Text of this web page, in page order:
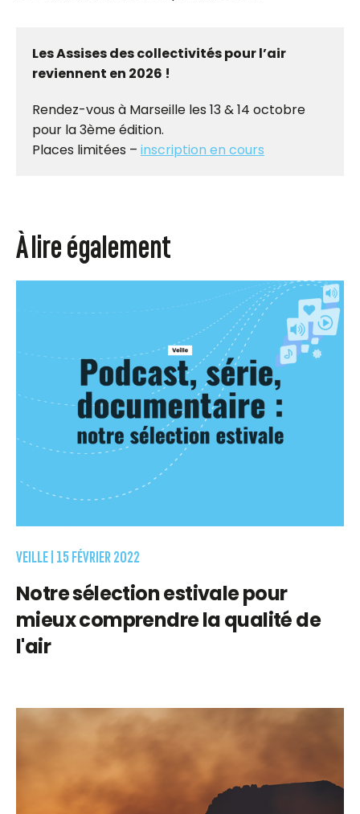
Les Assises des collectivités pour l’air
reviennent en 2026 !
Rendez-vous à Marseille les 13 & 14 octobre
pour la 3ème édition.
Places limitées – inscription en cours
À lire également
VEILLE | 15 FÉVRIER 2022
Notre sélection estivale pour
mieux comprendre la qualité de
l'air